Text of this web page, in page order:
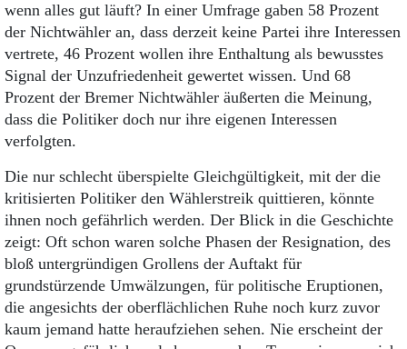
wenn alles gut läuft? In einer Umfrage gaben 58 Prozent
der Nichtwähler an, dass derzeit keine Partei ihre Interessen
vertrete, 46 Prozent wollen ihre Enthaltung als bewusstes
Signal der Unzufriedenheit gewertet wissen. Und 68
Prozent der Bremer Nichtwähler äußerten die Meinung,
dass die Politiker doch nur ihre eigenen Interessen
verfolgten.
Die nur schlecht überspielte Gleichgültigkeit, mit der die
kritisierten Politiker den Wählerstreik quittieren, könnte
ihnen noch gefährlich werden. Der Blick in die Geschichte
zeigt: Oft schon waren solche Phasen der Resignation, des
bloß untergründigen Grollens der Auftakt für
grundstürzende Umwälzungen, für politische Eruptionen,
die angesichts der oberflächlichen Ruhe noch kurz zuvor
kaum jemand hatte heraufziehen sehen. Nie erscheint der